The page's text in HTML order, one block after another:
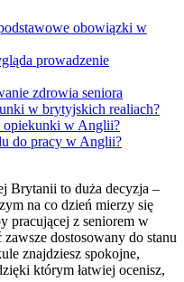
obowiązki w
prowadzenie
zdrowia seniora
w brytyjskich realiach?
opiekunki w Anglii?
do pracy w Anglii?
Brytanii to duża decyzja –
na co dzień mierzy się
pracującej z seniorem w
dostosowany do stanu
znajdziesz spokojne,
którym łatwiej ocenisz,